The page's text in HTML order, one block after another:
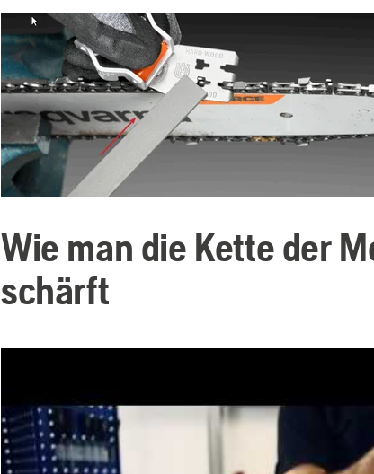
Wie man die Kette der
schärft